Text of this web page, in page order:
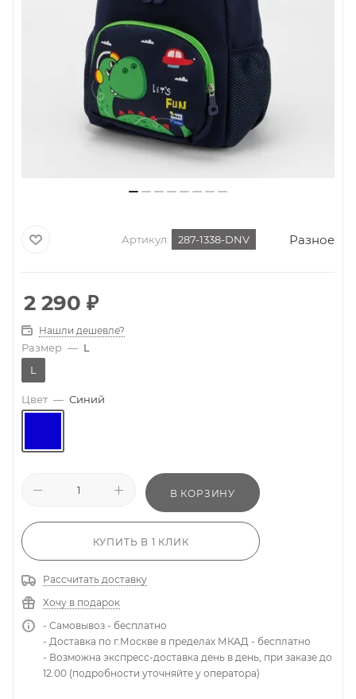
Артикул: 287-1338-DNV Разное
2 290 ₽
Нашли дешевле?
Размер — L
L
Цвет — Синий
В КОРЗИНУ
КУПИТЬ В 1 КЛИК
Рассчитать доставку
Хочу в подарок
- Самовывоз - бесплатно
- Доставка по г.Москве в пределах МКАД - бесплатно
- Возможна экспресс-доставка день в день, при заказе до
12.00 (подробности уточняйте у оператора)